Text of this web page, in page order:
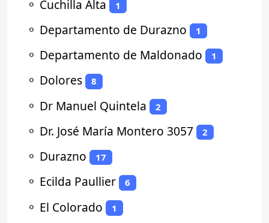
⚬ Cuchilla Alta 1
⚬ Departamento de Durazno 1
⚬ Departamento de Maldonado 1
⚬ Dolores 8
⚬ Dr Manuel Quintela 2
⚬ Dr. José María Montero 3057 2
⚬ Durazno 17
⚬ Ecilda Paullier 6
⚬ El Colorado 1